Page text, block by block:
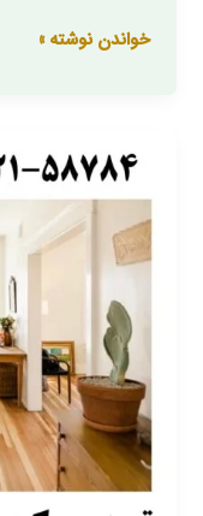
خواندن نوشته »
مسکن
مناسب
از
جانب